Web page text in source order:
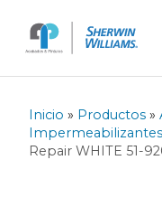
Inicio » Productos »
Impermeabilizantes
Repair WHITE 51-